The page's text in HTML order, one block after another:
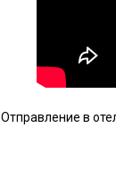
Отправление в